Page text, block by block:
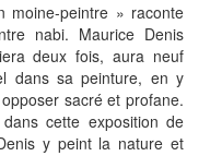
moine-peintre » raconte
nabi. Maurice Denis
deux fois, aura neuf
dans sa peinture, en y
sacré et profane.
cette exposition de
y peint la nature et